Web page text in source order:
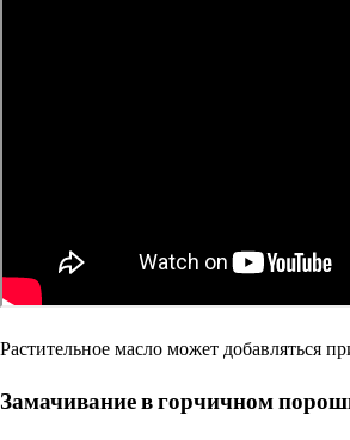
Растительное масло может добавляться
Замачивание в горчичном